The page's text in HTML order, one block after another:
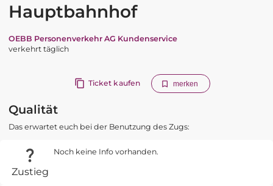
Hauptbahnhof
OEBB Personenverkehr AG Kundenservice
verkehrt täglich
Ticket kaufen merken
Qualität
Das erwartet euch bei der Benutzung des Zugs:
Zustieg
Noch keine Info vorhanden.